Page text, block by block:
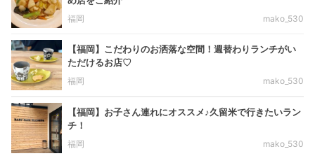
福岡
mako_530
【福岡】こだわりのお洒落な空間！週替わりランチがい
ただけるお店♡
福岡
mako_530
【福岡】お子さん連れにオススメ♪久留米で行きたいラン
チ！
福岡
mako_530